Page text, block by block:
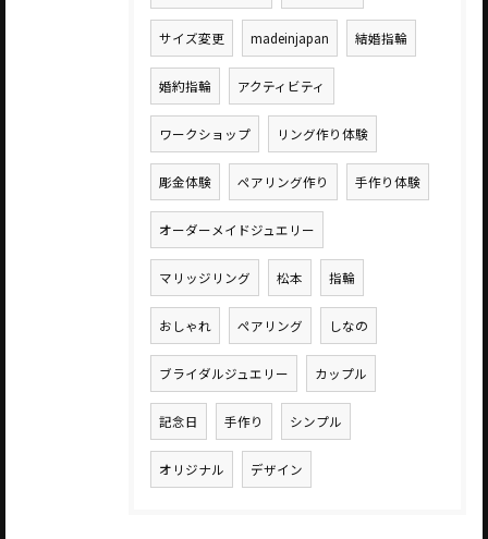
サイズ変更 madeinjapan 結婚指輪
婚約指輪 アクティビティ
ワークショップ リング作り体験
彫金体験 ペアリング作り 手作り体験
オーダーメイドジュエリー
マリッジリング 松本 指輪
おしゃれ ペアリング しなの
ブライダルジュエリー カップル
記念日 手作り シンプル
オリジナル デザイン